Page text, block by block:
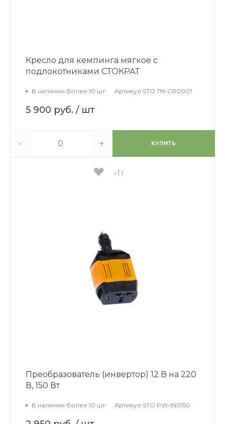
Кресло для кемпинга мягкое с
подлокотниками СТОКРАТ
В наличии более 10 шт. Артикул STO TN-CR0001
5 900 руб. / шт
- + КУПИТЬ
Преобразователь (инвертор) 12 В на 220
В, 150 Вт
В наличии более 10 шт. Артикул STO PW-IN0150